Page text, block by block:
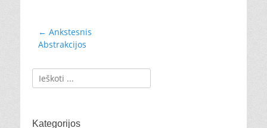
Navigacija
tarp
← Ankstesnis
Ankstesnis
Abstrakcijos
Ieškoti:
Kategorijos